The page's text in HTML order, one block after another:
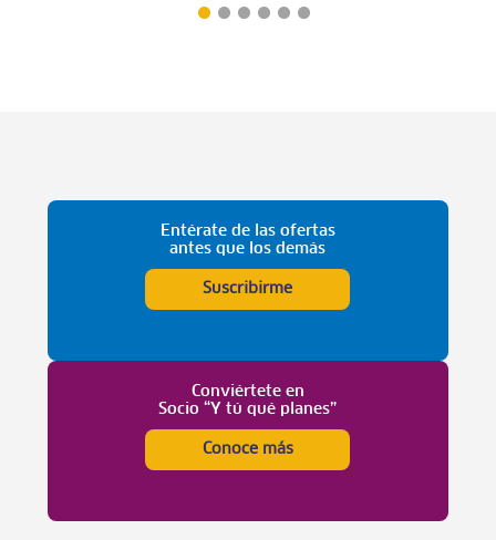
Entérate de las ofertas
antes que los demás
Suscribirme
Conviértete en
Socio “Y tú qué planes”
Conoce más